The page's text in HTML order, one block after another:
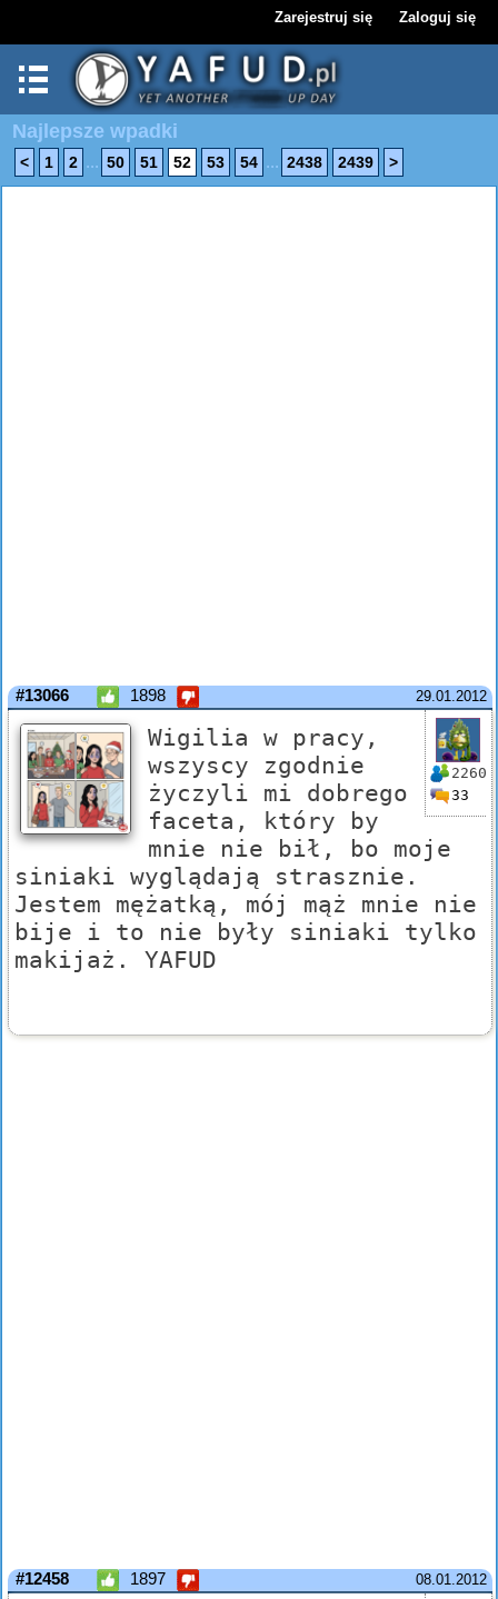
Zarejestruj się Zaloguj się
Najlepsze wpadki
< 1 2 ... 50 51 52 53 54 ... 2438 2439 >
29.01.2012
#13066 1898
2260
33
Wigilia w pracy,
wszyscy zgodnie
życzyli mi dobrego
faceta, który by
mnie nie bił, bo moje
siniaki wyglądają strasznie.
Jestem mężatką, mój mąż mnie nie
bije i to nie były siniaki tylko
makijaż. YAFUD
08.01.2012
#12458 1897